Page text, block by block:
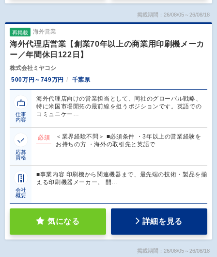
掲載期間：26/08/05～26/08/18
再掲載 海外営業
海外代理店営業【創業70年以上の商業用印刷機メーカ
ー／年間休日122日】
株式会社ミヤコシ
500万円～749万円
千葉県
仕事
内容
海外代理店向けの営業担当として、同社のグローバル戦略、
特に米国市場開拓の最前線を担うポジションです。英語での
コミュニケー…
応募
資格
必須
＜業界経験不問＞ ■必須条件 ・3年以上の営業経験を
お持ちの方 ・海外の取引先と英語で…
会社
概要
■事業内容 印刷機から関連機器まで、最先端の技術・製品を揃
える印刷機器メーカー。 開…
気になる 詳細を見る
掲載期間：26/08/05～26/08/18